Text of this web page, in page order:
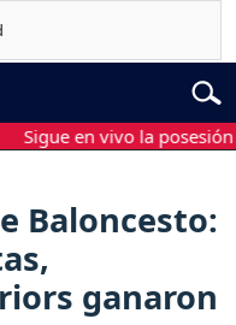
en vivo la posesión
Baloncesto:
ganaron